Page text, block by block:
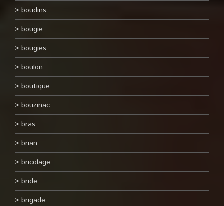
boudins
bougie
bougies
boulon
boutique
bouzinac
bras
brian
bricolage
bride
brigade